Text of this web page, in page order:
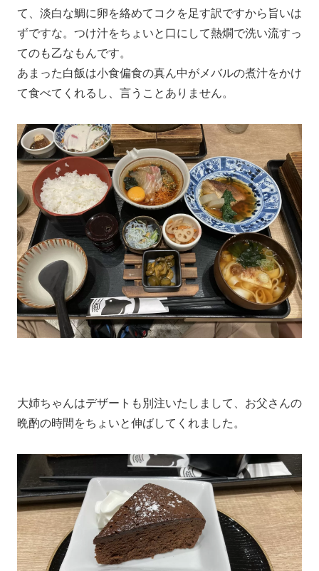
て、淡白な鯛に卵を絡めてコクを足す訳ですから旨いは
ずですな。つけ汁をちょいと口にして熱燗で洗い流すっ
てのも乙なもんです。
あまった白飯は小食偏食の真ん中がメバルの煮汁をかけ
て食べてくれるし、言うことありません。
大姉ちゃんはデザートも別注いたしまして、お父さんの
晩酌の時間をちょいと伸ばしてくれました。